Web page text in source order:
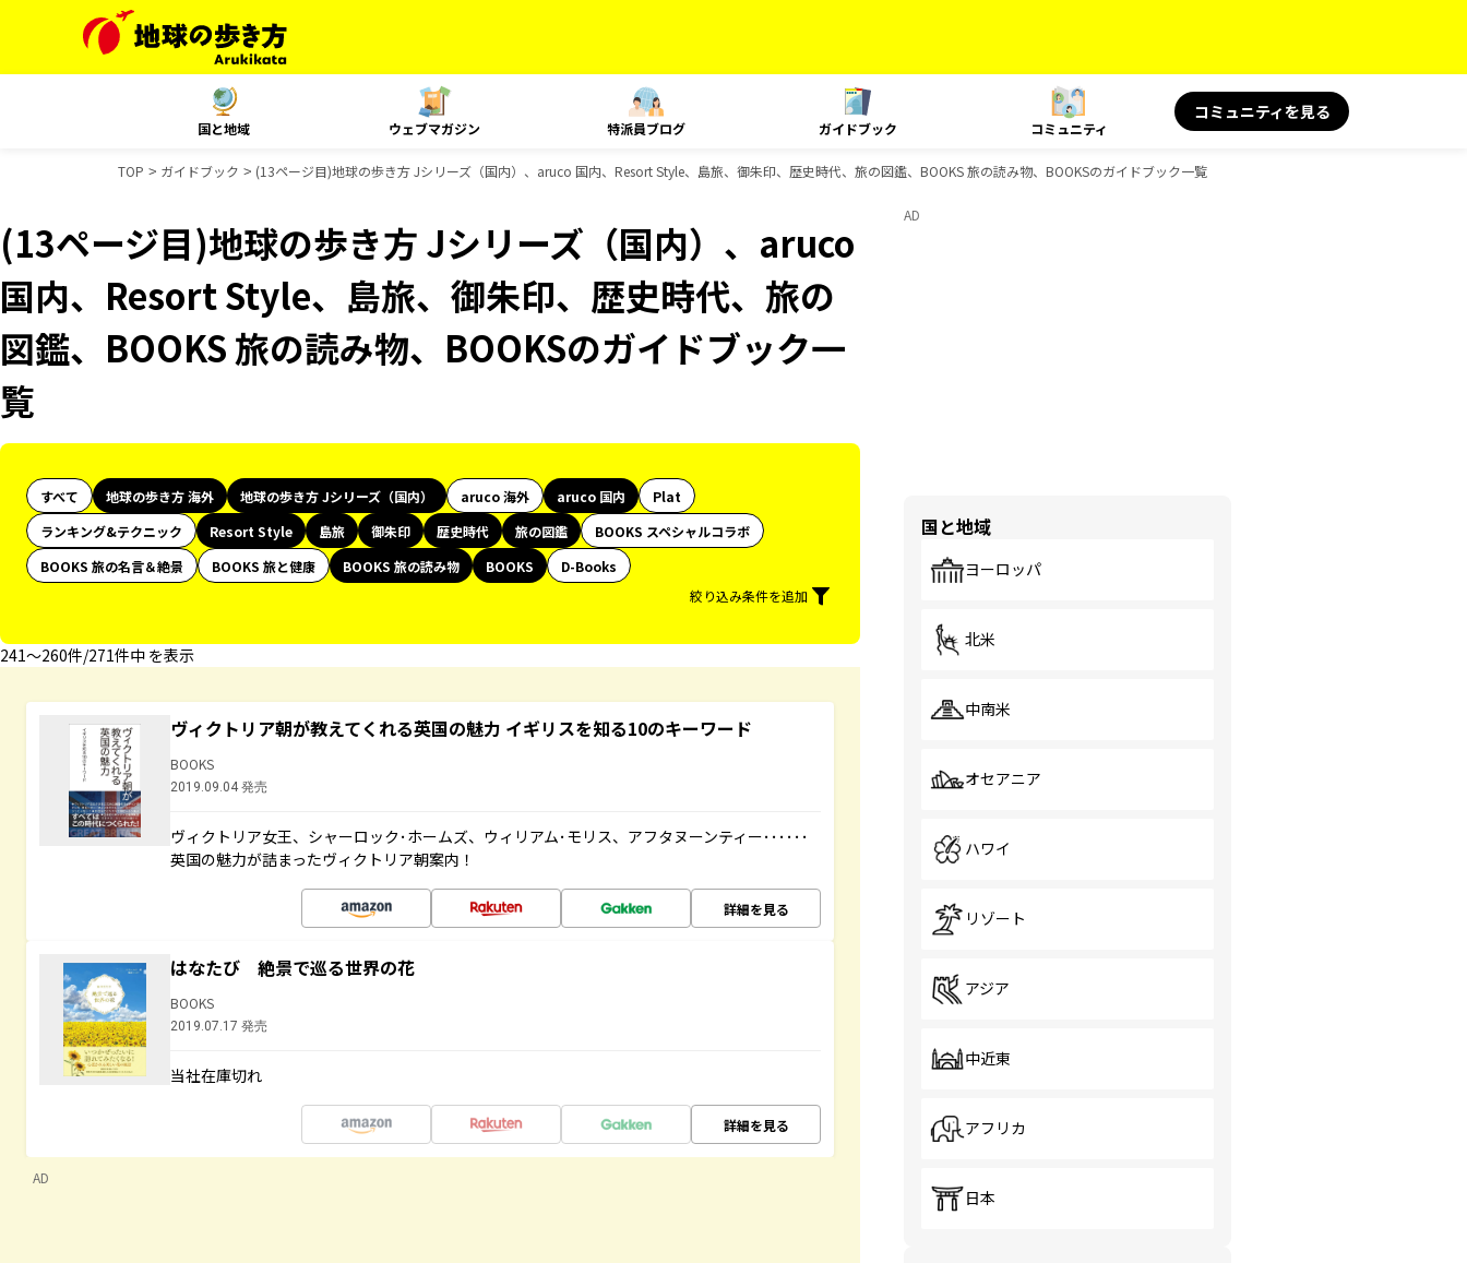
国と地域 ウェブマガジン 特派員ブログ ガイドブック コミュニティ
コミュニティを見る
TOP ガイドブック (13ページ目)地球の歩き方 Jシリーズ（国内）、aruco 国内、Resort Style、島旅、御朱印、歴史時代、旅の図鑑、BOOKS 旅の読み物、BOOKSのガイドブック一覧
(13ページ目)地球の歩き方 Jシリーズ（国内）、aruco
国内、Resort Style、島旅、御朱印、歴史時代、旅の
図鑑、BOOKS 旅の読み物、BOOKSのガイドブック一
覧
すべて 地球の歩き方 海外 地球の歩き方 Jシリーズ（国内） aruco 海外 aruco 国内
Plat
ランキング&テクニック
Resort Style 島旅 御朱印 歴史時代 旅の図鑑
BOOKS スペシャルコラボ
BOOKS 旅の名言＆絶景
BOOKS 旅と健康 BOOKS 旅の読み物 BOOKS
D-Books
絞り込み条件を追加
241〜260件/271件中 を表示
ヴィクトリア朝が教えてくれる英国の魅力 イギリスを知る10のキーワード
BOOKS
2019.09.04 発売
ヴィクトリア女王、シャーロック･ホームズ、ウィリアム･モリス、アフタヌーンティー･･････
英国の魅力が詰まったヴィクトリア朝案内！
詳細を見る
はなたび 絶景で巡る世界の花
BOOKS
2019.07.17 発売
当社在庫切れ
詳細を見る
AD
AD
国と地域
ヨーロッパ
北米
中南米
オセアニア
ハワイ
リゾート
アジア
中近東
アフリカ
日本